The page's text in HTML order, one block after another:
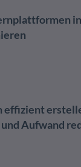
effizient
Aufwand